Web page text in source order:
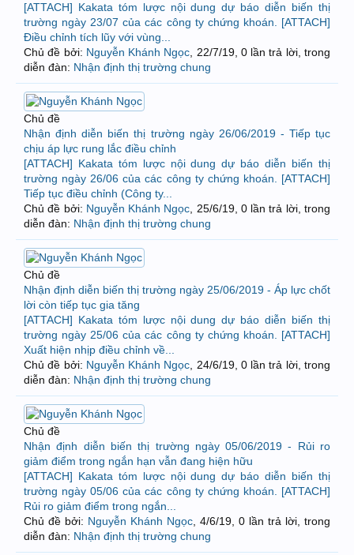
[ATTACH] Kakata tóm lược nội dung dự báo diễn biến thị
trường ngày 23/07 của các công ty chứng khoán. [ATTACH]
Điều chỉnh tích lũy với vùng...
Chủ đề bởi: Nguyễn Khánh Ngọc 22/7/19, 0 lần trả lời, trong
diễn đàn: Nhận định thị trường chung
Chủ đề
Nhận định diễn biến thị trường ngày 26/06/2019 - Tiếp tục
chịu áp lực rung lắc điều chỉnh
[ATTACH] Kakata tóm lược nội dung dự báo diễn biến thị
trường ngày 26/06 của các công ty chứng khoán. [ATTACH]
Tiếp tục điều chỉnh (Công ty...
Chủ đề bởi: Nguyễn Khánh Ngọc 25/6/19, 0 lần trả lời, trong
diễn đàn: Nhận định thị trường chung
Chủ đề
Nhận định diễn biến thị trường ngày 25/06/2019 - Áp lực chốt
lời còn tiếp tục gia tăng
[ATTACH] Kakata tóm lược nội dung dự báo diễn biến thị
trường ngày 25/06 của các công ty chứng khoán. [ATTACH]
Xuất hiện nhịp điều chỉnh về...
Chủ đề bởi: Nguyễn Khánh Ngọc 24/6/19, 0 lần trả lời, trong
diễn đàn: Nhận định thị trường chung
Chủ đề
Nhận định diễn biến thị trường ngày 05/06/2019 - Rủi ro
giảm điểm trong ngắn hạn vẫn đang hiện hữu
[ATTACH] Kakata tóm lược nội dung dự báo diễn biến thị
trường ngày 05/06 của các công ty chứng khoán. [ATTACH]
Rủi ro giảm điểm trong ngắn...
Chủ đề bởi: Nguyễn Khánh Ngọc 4/6/19 , 0 lần trả lời, trong
diễn đàn: Nhận định thị trường chung